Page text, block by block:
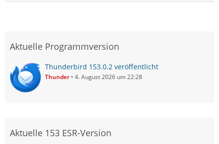
Aktuelle Programmversion
Thunderbird 153.0.2 veröffentlicht
Thunder 4. August 2026 um 22:28
Aktuelle 153 ESR-Version